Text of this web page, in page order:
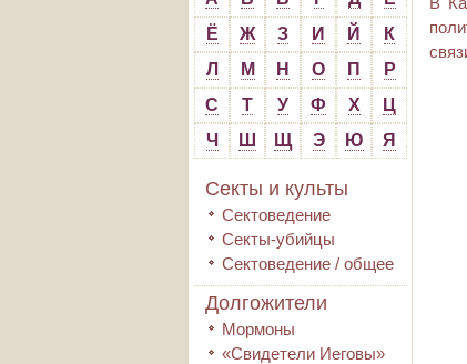
Ё
Ж З И Й
К
Л
М Н О П
Р
С
Т У Ф Х
Ц
Ч
Ш Щ Э Ю Я
Секты и культы
Сектоведение
Секты-убийцы
Сектоведение / общее
Долгожители
Мормоны
«Свидетели Иеговы»